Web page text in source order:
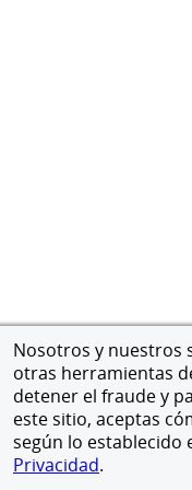
Nosotros y nuestros
otras herramientas
detener el fraude y
este sitio, aceptas
según lo establecido
Privacidad.